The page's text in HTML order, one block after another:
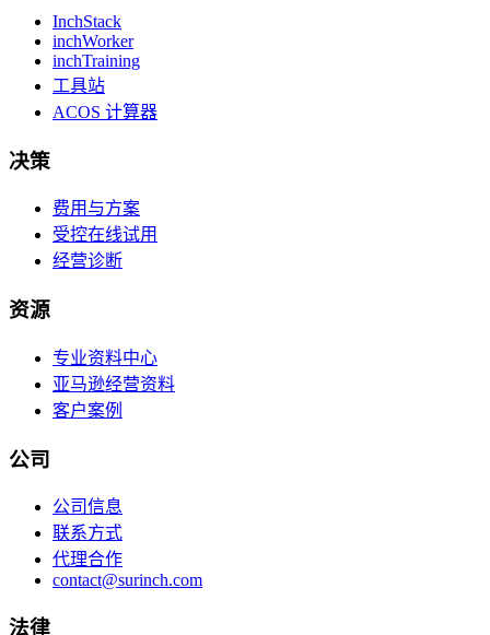
InchStack
inchWorker
inchTraining
工具站
ACOS 计算器
决策
费用与方案
受控在线试用
经营诊断
资源
专业资料中心
亚马逊经营资料
客户案例
公司
公司信息
联系方式
代理合作
contact@surinch.com
法律